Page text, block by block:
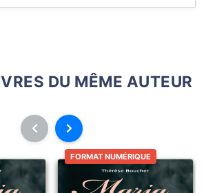
DU MÊME AUTEUR
FORMAT NUMÉRIQUE